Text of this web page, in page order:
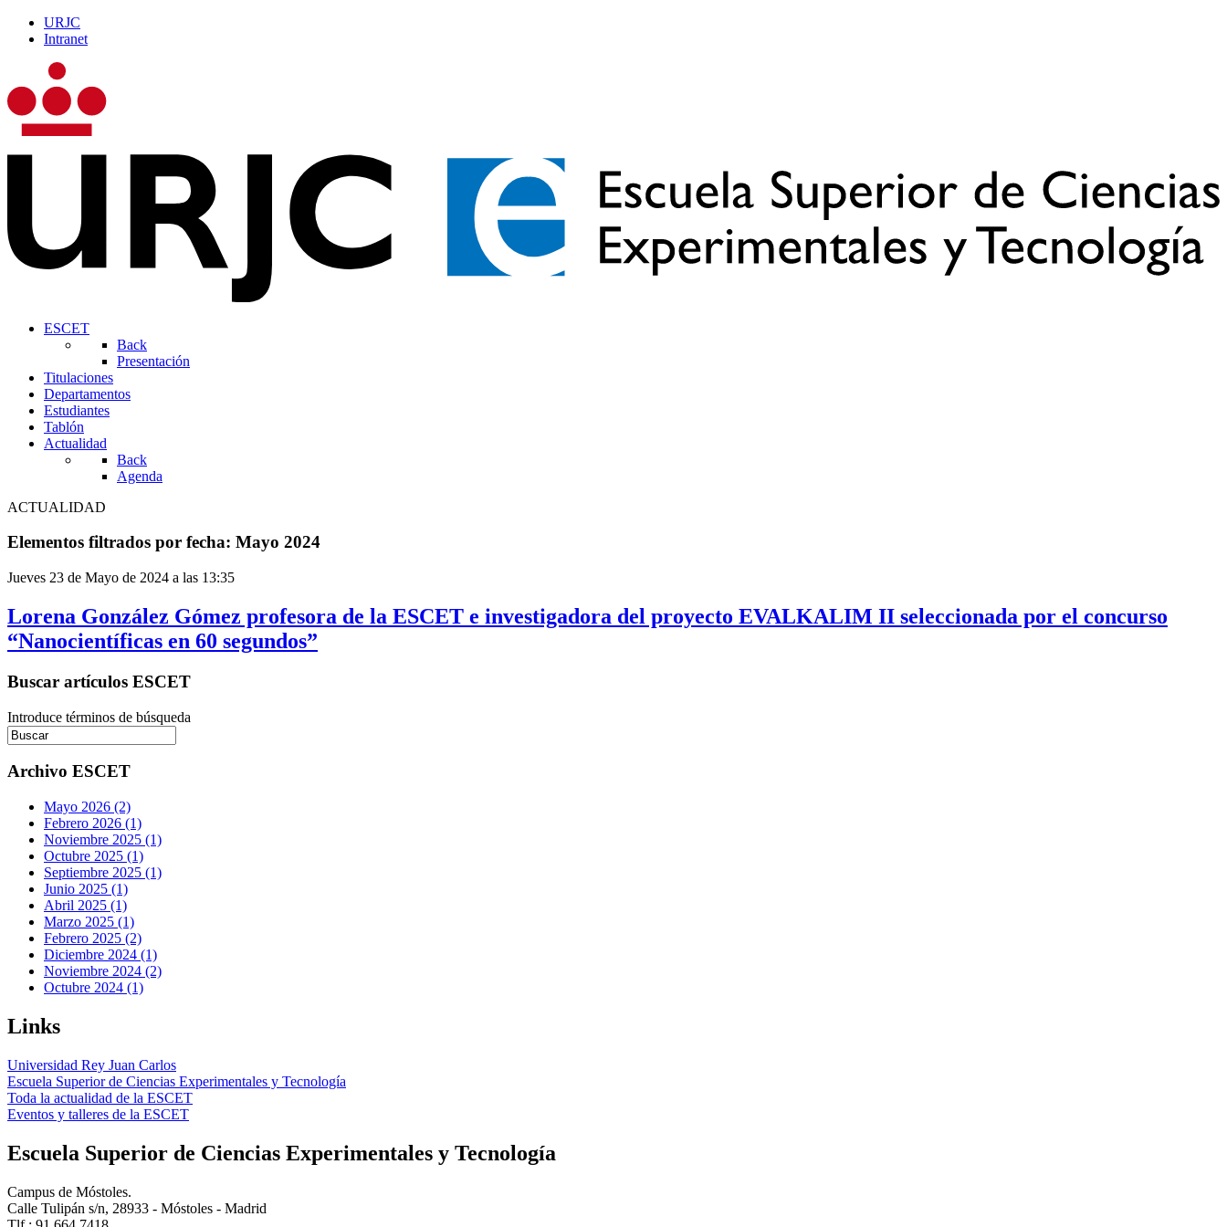
URJC
Intranet
ESCET
Back
Presentación
Titulaciones
Departamentos
Estudiantes
Tablón
Actualidad
Back
Agenda
ACTUALIDAD
Elementos filtrados por fecha: Mayo 2024
Jueves 23 de Mayo de 2024 a las 13:35
Lorena González Gómez profesora de la ESCET e investigadora del proyecto EVALKALIM II seleccionada por el concurso
“Nanocientíficas en 60 segundos”
Buscar artículos ESCET
Introduce términos de búsqueda
Archivo ESCET
Mayo 2026 (2)
Febrero 2026 (1)
Noviembre 2025 (1)
Octubre 2025 (1)
Septiembre 2025 (1)
Junio 2025 (1)
Abril 2025 (1)
Marzo 2025 (1)
Febrero 2025 (2)
Diciembre 2024 (1)
Noviembre 2024 (2)
Octubre 2024 (1)
Links
Universidad Rey Juan Carlos
Escuela Superior de Ciencias Experimentales y Tecnología
Toda la actualidad de la ESCET
Eventos y talleres de la ESCET
Escuela Superior de Ciencias Experimentales y Tecnología
Campus de Móstoles.
Calle Tulipán s/n, 28933 - Móstoles - Madrid